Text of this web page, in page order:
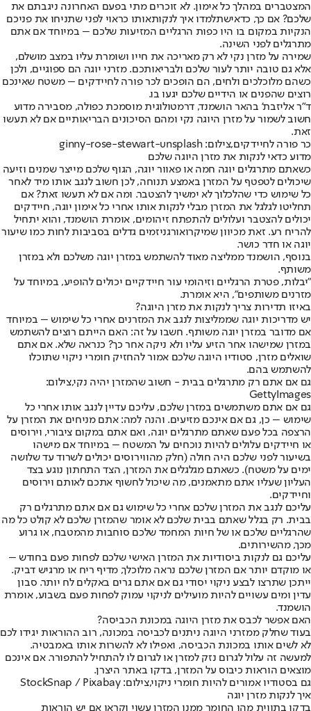
המצטברים במהלך כל אימון. לא זוכרים מתי בפעם האחרונה ניגבתם את
שלכם? אם כך, כדאישתלמדו איך לנקותאותו כראוי לפני שתניחו את פניכם
הנקיות במקום בו היו כפות הרגליים המזיעות שלכם – במיוחד אם אתם
מתרגלים לפני השינה.
שמירה על מזרן נקי לא רק מאריכה את חייו ושומרת עליו במצב מושלם,
אלא גם טובה יותר לעור שלכם ולבריאותכם. מזרני יוגה הם ספוגיים, ולכן
כשהם מלוכלכים ולחים, הם הופכים לכר פורה לחיידקים – משטח שאינכם
רוצים שהפנים או הידיים שלכם יגעו בו.
ד"ר אליזבת' בהאר הושמנד, דרמטולוגית מוסמכת כפולה, מסבירה מדוע
חשוב לשמור על מזרן היוגה נקי ומהם הסיכונים הבריאותיים אם לא תעשו
זאת.
כר פורה לחיידקים,צילום: ginny-rose-stewart-unsplash
מדוע כדאי לנקות את מזרן היוגה שלכם
כשאתם מתרגלים יוגה חמה או פאוור יוגה, הגוף שלכם מייצר שמנים וזיעה
שיכולים לטפטף על המזרן באמצע תנוחה, לכן חשוב לנגב אותו מיד לאחר
כל שימוש כדי שהלכלוך לא ימשיך להצטבר. ומה אם לא תעשו זאת? אם
תחליטו לגלגל את המזרן מבלי לנקות אותו אחרי כל אימון יוגה, חיידקים
יכולים להצטבר ועלולים להתפתח זיהומים, אומרת הושמנד, והוא יתחיל
להריח רע. זאת מכיוון שמיקרואורגניזמים גדלים בסביבות לחות כמו שיעור
יוגה או חדר כושר.
בנוסף, הושמנד ממליצה מאוד להשתמש במזרן יוגה משלכם ולא במזרן
משותף.
"יבלות, פטרת הרגליים וזיהומי עור חיידקיים יכולים להופיע, במיוחד על
מזרנים משותפים", היא אומרת.
באיזו תדירות צריך לנקות את מזרן היוגה?
יש מדריכות יוגה שממליצות לנגב את המזרנים אחרי כל שימוש – במיוחד
אם מדובר במזרן יוגה משותף. חשבו על זה: האם הייתם רוצים להשתמש
במזרן שמישהו אחר הזיע עליו ולא ניקה אחר כך? כנראה שלא. אם אתם
שואלים מזרן, סטודיו היוגה שלכם אמור להחזיק חומרי ניקוי שתוכלו
להשתמש בהם.
גם אם אתם רק מתרגלים בבית - חשוב שהמזרן יהיה נקי,צילום:
GettyImages
גם אם אתם משתמשים במזרן שלכם, עליכם עדיין לנגב אותו אחרי כל
שימוש – כן, גם אם אינכם מזיעים. והנה למה: אתם מניחים את המזרן על
הרצפה בכל פעם שאתם מתרגלים יוגה, ואם אתם במקום ציבורי, וירוסים
או חיידקים עלולים להיות נוכחים על המשטח – במיוחד אם מישהו
בשיעור לפני שלכם היה חולה (חלק מהווירוסים יכולים לשרוד עד שלושה
ימים על משטח). כשאתם מגלגלים את המזרן, הצד התחתון נוגע בצד
העליון שעליו אתם מתאמנים, מה שיכול לחשוף אתכם לאותם וירוסים
וחיידקים.
עליכם לנגב את המזרן שלכם אחרי כל שימוש גם אם אתם מתרגלים רק
בבית. רק בגלל שאתם בבית שלכם לא אומר שהמזרן שלכם לא קולט כל מה
שהרגליים שלכם או של חיות המחמד שלכם סוחבות מהמטבח, או גרוע
מכך, מהשירותים.
עליכם גם לנקות ביסודיות את המזרן האישי שלכם לפחות פעם בחודש –
או מוקדם יותר אם המזרן שלכם נראה מלוכלך, מדיף ריח או מרגיש דביק.
ייתכן שתרצו לבצע ניקוי יסודי גם אם אתם גרים באקלים לח יותר. סבון
עדין ומים עשויים להיות מועילים לניקוי עמוק לפחות פעם בשבוע, אומרת
הושמנד.
האם אפשר לכבס את מזרן היוגה במכונת הכביסה?
בעוד שחלק ממזרני היוגה ניתנים לכביסה במכונה, רוב ההוראות יגידו לכם
לא לשים אותו במכונת הכביסה, ואפילו לא להשרות אותו באמבטיה.
למעשה זה עלול לגרום נזק למזרן או לגרום לו להתחיל להתפורר. אם אינכם
מוצאים הוראות כיבוס על המזרן, בדקו באתר היצרן.
גם בסטודיו אמורים להיות חומרי ניקוי,צילום: StockSnap / Pixabay
איך לנקות מזרן יוגה
בדקו בתווית מהו החומר ממנו המזרן עשוי וקראו אם יש הוראות